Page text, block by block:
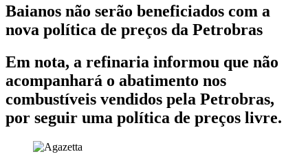
Baianos não serão beneficiados com a
nova política de preços da Petrobras
Em nota, a refinaria informou que não
acompanhará o abatimento nos
combustíveis vendidos pela Petrobras,
por seguir uma política de preços livre.